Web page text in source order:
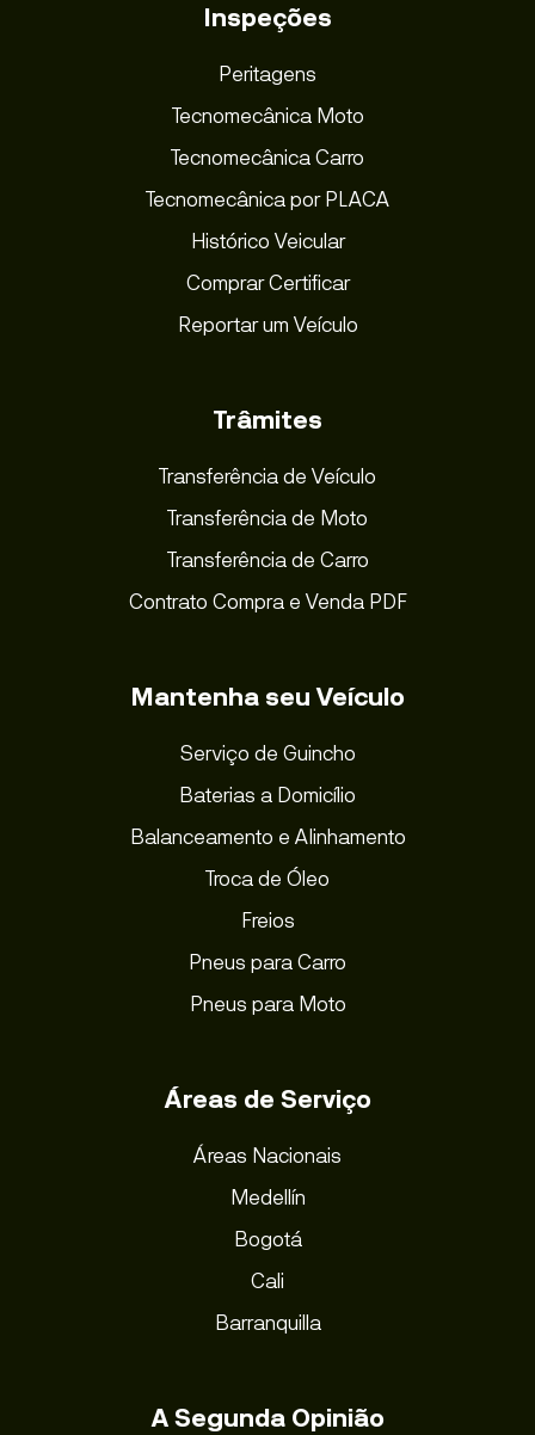
Inspeções
Peritagens
Tecnomecânica Moto
Tecnomecânica Carro
Tecnomecânica por PLACA
Histórico Veicular
Comprar Certificar
Reportar um Veículo
Trâmites
Transferência de Veículo
Transferência de Moto
Transferência de Carro
Contrato Compra e Venda PDF
Mantenha seu Veículo
Serviço de Guincho
Baterias a Domicílio
Balanceamento e Alinhamento
Troca de Óleo
Freios
Pneus para Carro
Pneus para Moto
Áreas de Serviço
Áreas Nacionais
Medellín
Bogotá
Cali
Barranquilla
A Segunda Opinião